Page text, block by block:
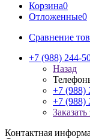
Корзина0
Отложенные0
Сравнение
+7 (988) 244-
Назад
+7 (988)
+7 (988)
Контактная